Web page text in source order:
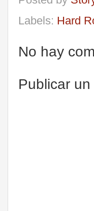
Labels: Hard
No hay
Publicar